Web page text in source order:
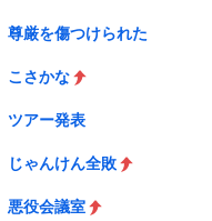
尊厳を傷つけられた
こさかな
ツアー発表
じゃんけん全敗
悪役会議室